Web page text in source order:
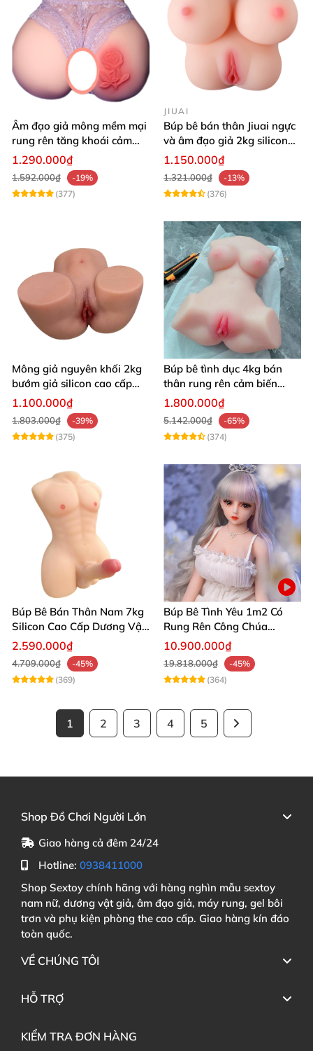
Âm đạo giả mông mềm mại
rung rên tăng khoái cảm
thủ dâm dễ dàng thoải mái
1.290.000₫
1.592.000₫
-19%
(377)
JIUAI
Búp bê bán thân Jiuai ngực
và âm đạo giả 2kg silicon
nguyên khối cao cấp
1.150.000₫
1.321.000₫
-13%
(376)
Mông giả nguyên khối 2kg
bướm giả silicon cao cấp
giá rẻ hotgirl Nhật Bản 18+
1.100.000₫
1.803.000₫
-39%
(375)
Búp bê tình dục 4kg bán
thân rung rên cảm biến
chân xoè hồng hào như
1.800.000₫
5.142.000₫
-65%
(374)
Búp Bê Bán Thân Nam 7kg
Silicon Cao Cấp Dương Vật
Giả Chân Thật Thiết Kế Cơ
Bắp Quyến Rũ
2.590.000₫
4.709.000₫
-45%
(369)
Búp Bê Tình Yêu 1m2 Có
Rung Rên Công Chúa
Anime Xinh Đẹp
10.900.000₫
19.818.000₫
-45%
(364)
1 2 3 4 5
Shop Đồ Chơi Người Lớn
Giao hàng cả đêm 24/24
Hotline: 0938411000
Shop Sextoy chính hãng với hàng nghìn mẫu sextoy
nam nữ, dương vật giả, âm đạo giả, máy rung, gel bôi
trơn và phụ kiện phòng the cao cấp. Giao hàng kín đáo
toàn quốc.
VỀ CHÚNG TÔI
HỖ TRỢ
KIỂM TRA ĐƠN HÀNG